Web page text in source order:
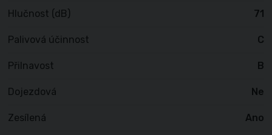
Hlučnost (dB) 71
Palivová účinnost C
Přilnavost B
Dojezdová Ne
Zesílená Ano